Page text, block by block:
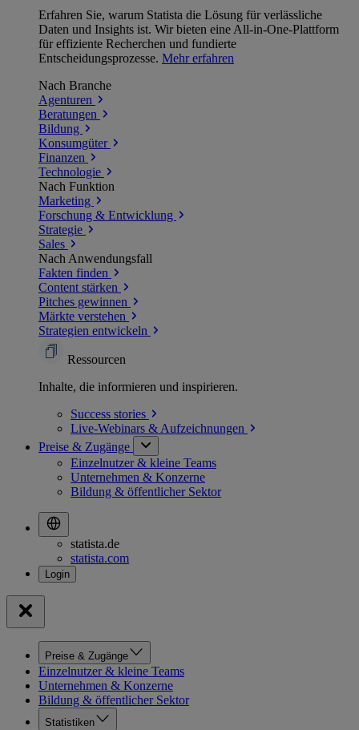
Erfahren Sie, warum Statista die Lösung für verlässliche
Daten und Insights ist. Wir bieten eine All-in-One-Plattform
für effiziente Recherchen und fundierte
Entscheidungsprozesse. Mehr erfahren
Nach Branche
Agenturen
Beratungen
Bildung
Konsumgüter
Finanzen
Technologie
Nach Funktion
Marketing
Forschung & Entwicklung
Strategie
Sales
Nach Anwendungsfall
Fakten finden
Content stärken
Pitches gewinnen
Märkte verstehen
Strategien entwickeln
Ressourcen
Inhalte, die informieren und inspirieren.
Success stories
Live-Webinars & Aufzeichnungen
Preise & Zugänge
Einzelnutzer & kleine Teams
Unternehmen & Konzerne
Bildung & öffentlicher Sektor
statista.de
statista.com
Preise & Zugänge
Einzelnutzer & kleine Teams
Unternehmen & Konzerne
Bildung & öffentlicher Sektor
Statistiken